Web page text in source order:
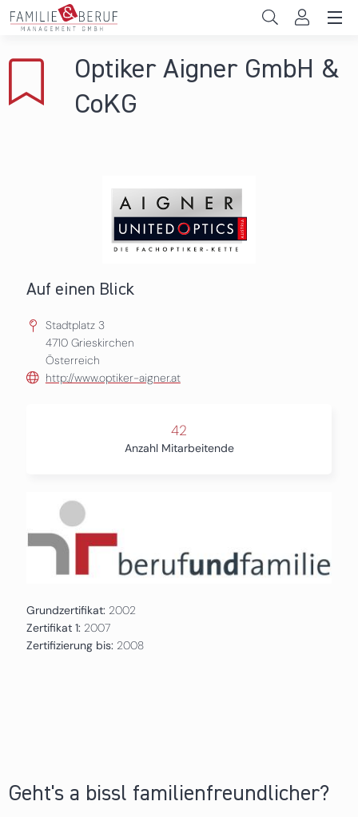
Direkt zum Inhalt
Gemeinden
Optiker Aigner GmbH &
CoKG
Auf einen Blick
Stadtplatz 3
4710 Grieskirchen
Österreich
http://www.optiker-aigner.at
42
Anzahl Mitarbeitende
Grundzertifikat: 2002
Zertifikat 1: 2007
Zertifizierung bis: 2008
Geht's a bissl familienfreundlicher?